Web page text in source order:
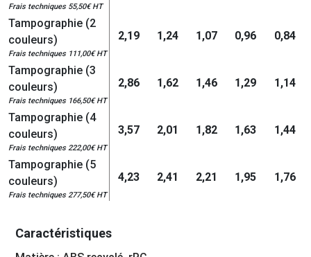
Frais techniques 55,50€ HT
Tampographie (2
couleurs)
Frais techniques 111,00€ HT
2,19 1,24 1,07 0,96 0,84
Tampographie (3
couleurs)
Frais techniques 166,50€ HT
2,86 1,62 1,46 1,29 1,14
Tampographie (4
couleurs)
Frais techniques 222,00€ HT
3,57 2,01 1,82 1,63 1,44
Tampographie (5
couleurs)
Frais techniques 277,50€ HT
4,23 2,41 2,21 1,95 1,76
Caractéristiques